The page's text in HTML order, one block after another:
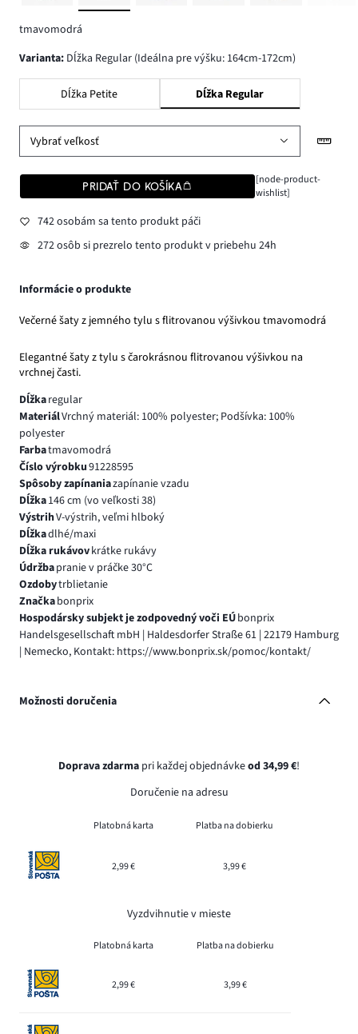
tmavomodrá
varianta: Dĺžka Regular (Ideálna pre výšku: 164cm-172cm)
Dĺžka Petite Dĺžka Regular
Vybrať veľkosť
PRIDAŤ DO KOŠÍKA
[node-product-
wishlist]
742 osobám sa tento produkt páči
272 osôb si prezrelo tento produkt v priebehu 24h
Informácie o produkte
Večerné šaty z jemného tylu s flitrovanou výšivkou tmavomodrá
Elegantné šaty z tylu s čarokrásnou flitrovanou výšivkou na
vrchnej časti.
Dĺžkaregular
MateriálVrchný materiál: 100% polyester; Podšívka: 100%
polyester
Farbatmavomodrá
Číslo výrobku91228595
Spôsoby zapínaniazapínanie vzadu
Dĺžka146 cm (vo veľkosti 38)
VýstrihV-výstrih, veľmi hlboký
Dĺžkadlhé/maxi
Dĺžka rukávovkrátke rukávy
Údržbapranie v práčke 30°C
Ozdobytrblietanie
Značkabonprix
Hospodársky subjekt je zodpovedný voči EÚbonprix
Handelsgesellschaft mbH | Haldesdorfer Straße 61 | 22179 Hamburg
| Nemecko, Kontakt: https://www.bonprix.sk/pomoc/kontakt/
Možnosti doručenia
Doprava zdarma pri každej objednávkeod 34,99 €!
Doručenie na adresu
Platobná karta Platba na dobierku
2,99 € 3,99 €
Vyzdvihnutie v mieste
Platobná karta Platba na dobierku
2,99 € 3,99 €